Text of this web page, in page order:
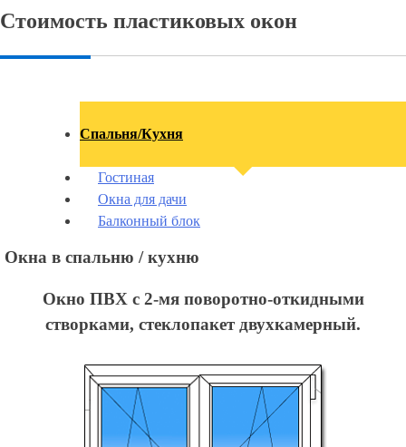
Стоимость пластиковых окон
Спальня/Кухня
Гостиная
Окна для дачи
Балконный блок
Окна в спальню / кухню
Окно ПВХ с 2-мя поворотно-откидными
створками, стеклопакет двухкамерный.